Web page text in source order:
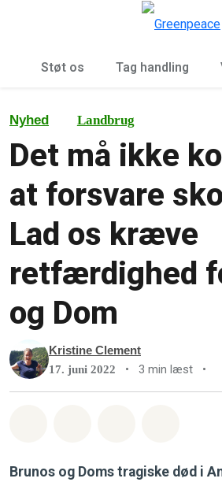
Støt os Tag handling
Nyhed Landbrug
Det må ikke
at forsvare
Lad os kræve
retfærdighed
og Dom
Kristine Clement
17. juni 2022 • 3 min læst •
Brunos og Doms tragiske død i